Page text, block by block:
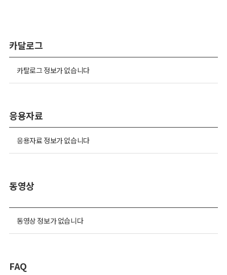
카달로그
카탈로그 정보가 없습니다
응용자료
응용자료 정보가 없습니다
동영상
동영상 정보가 없습니다
FAQ